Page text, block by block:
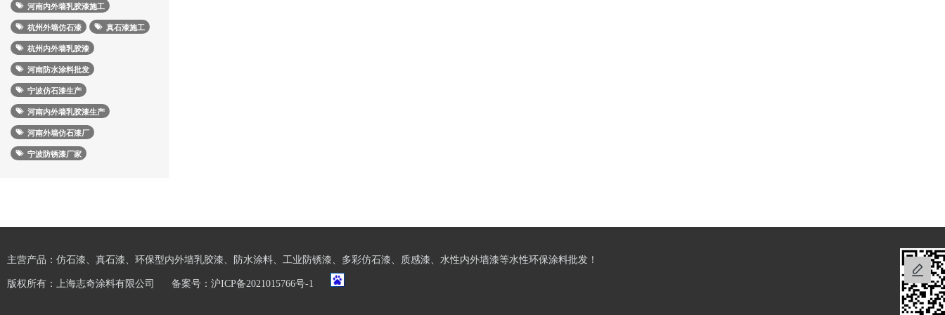
河南内外墙乳胶漆施工
杭州外墙仿石漆 真石漆施工
杭州内外墙乳胶漆
河南防水涂料批发
宁波仿石漆生产
河南内外墙乳胶漆生产
河南外墙仿石漆厂
宁波防锈漆厂家
主营产品：仿石漆、真石漆、环保型内外墙乳胶漆、防水涂料、工业防锈漆、多彩仿石漆、质感漆、水性内外墙漆等水性环保涂料批发！
版权所有：上海志奇涂料有限公司 备案号： 沪ICP备2021015766号-1